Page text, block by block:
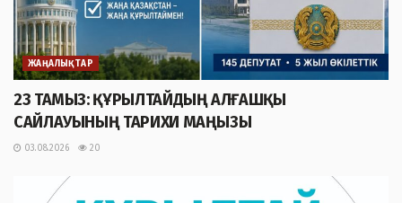
ЖАҢАЛЫҚТАР
23 ТАМЫЗ: ҚҰРЫЛТАЙДЫҢ АЛҒАШҚЫ
САЙЛАУЫНЫҢ ТАРИХИ МАҢЫЗЫ
03.08.2026 20